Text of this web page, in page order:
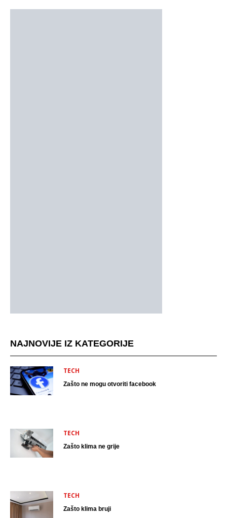
NAJNOVIJE IZ KATEGORIJE
TECH
Zašto ne mogu otvoriti facebook
TECH
Zašto klima ne grije
TECH
Zašto klima bruji